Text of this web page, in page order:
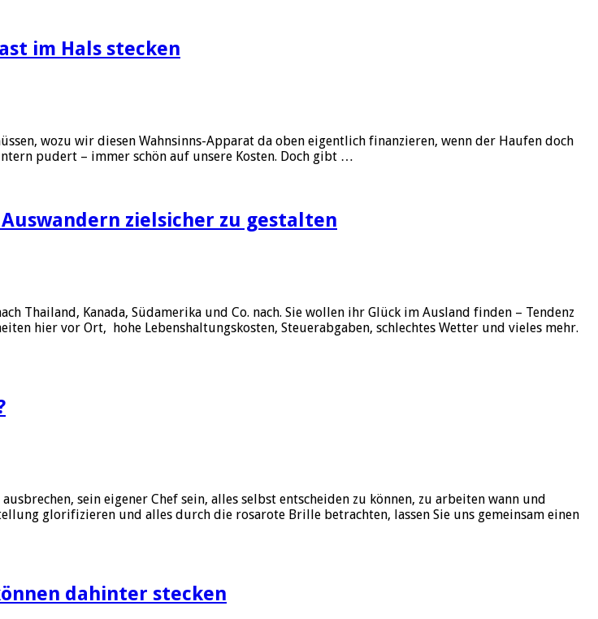
im Hals stecken
wozu wir diesen Wahnsinns-Apparat da oben eigentlich finanzieren, wenn der Haufen doch
pudert – immer schön auf unsere Kosten. Doch gibt …
zielsicher zu gestalten
Thailand, Kanada, Südamerika und Co. nach. Sie wollen ihr Glück im Ausland finden – Tendenz
hier vor Ort, hohe Lebenshaltungskosten, Steuerabgaben, schlechtes Wetter und vieles mehr.
sein eigener Chef sein, alles selbst entscheiden zu können, zu arbeiten wann und
glorifizieren und alles durch die rosarote Brille betrachten, lassen Sie uns gemeinsam einen
dahinter stecken